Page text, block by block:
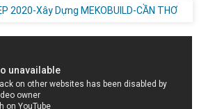
2020-Xây Dựng MEKOBUILD-CẦN THƠ